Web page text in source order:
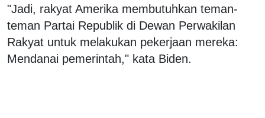
"Jadi, rakyat Amerika membutuhkan teman-
teman Partai Republik di Dewan Perwakilan
Rakyat untuk melakukan pekerjaan mereka:
Mendanai pemerintah," kata Biden.